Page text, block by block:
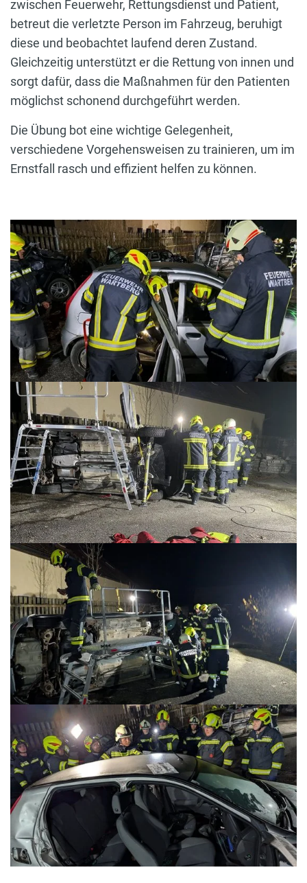
zwischen Feuerwehr, Rettungsdienst und Patient,
betreut die verletzte Person im Fahrzeug, beruhigt
diese und beobachtet laufend deren Zustand.
Gleichzeitig unterstützt er die Rettung von innen und
sorgt dafür, dass die Maßnahmen für den Patienten
möglichst schonend durchgeführt werden.
Die Übung bot eine wichtige Gelegenheit,
verschiedene Vorgehensweisen zu trainieren, um im
Ernstfall rasch und effizient helfen zu können.